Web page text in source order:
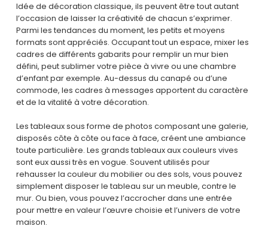
Idée de décoration classique, ils peuvent être tout autant
l’occasion de laisser la créativité de chacun s’exprimer.
Parmi les tendances du moment, les petits et moyens
formats sont appréciés. Occupant tout un espace, mixer les
cadres de différents gabarits pour remplir un mur bien
défini, peut sublimer votre pièce à vivre ou une chambre
d’enfant par exemple. Au-dessus du canapé ou d’une
commode, les cadres à messages apportent du caractère
et de la vitalité à votre décoration.
Les tableaux sous forme de photos composant une galerie,
disposés côte à côte ou face à face, créent une ambiance
toute particulière. Les grands tableaux aux couleurs vives
sont eux aussi très en vogue. Souvent utilisés pour
rehausser la couleur du mobilier ou des sols, vous pouvez
simplement disposer le tableau sur un meuble, contre le
mur. Ou bien, vous pouvez l’accrocher dans une entrée
pour mettre en valeur l’œuvre choisie et l’univers de votre
maison.